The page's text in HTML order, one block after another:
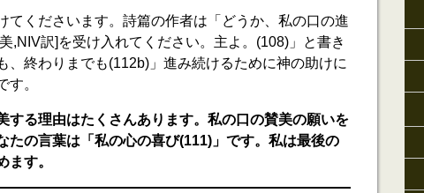
てくださいます。詩篇の作者は「どうか、私の口の進
,NIV訳]を受け入れてください。主よ。(108)」と書き
、終わりまでも(112b)」進み続けるために神の助けに
す。
する理由はたくさんあります。私の口の賛美の願いを
たの言葉は「私の心の喜び(111)」です。私は最後の
ます。